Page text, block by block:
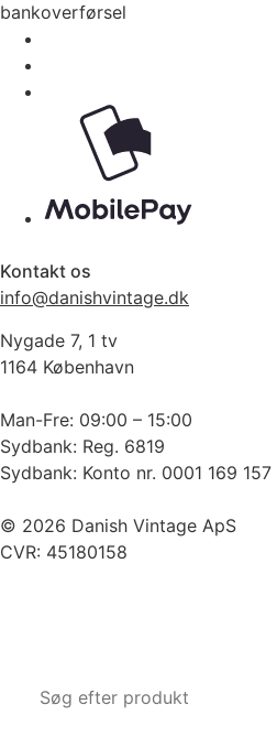
bankoverførsel
Kontakt os
info@danishvintage.dk
Nygade 7, 1 tv
1164 København
Man-Fre: 09:00 – 15:00
Sydbank: Reg. 6819
Sydbank: Konto nr. 0001 169 157
© 2026 Danish Vintage ApS
CVR: 45180158